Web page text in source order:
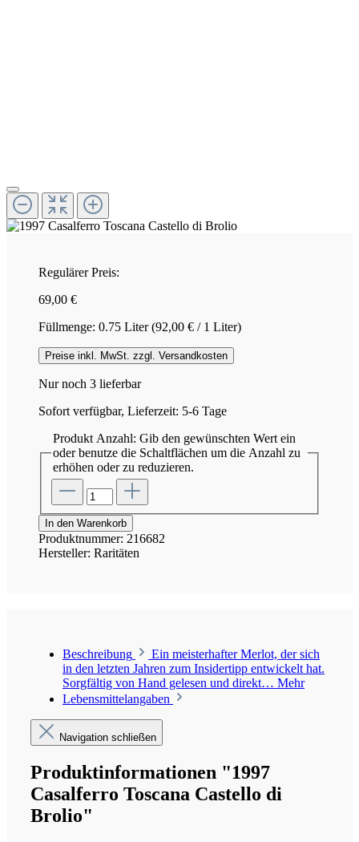
Regulärer Preis:
69,00 €
Füllmenge: 0.75 Liter(92,00 € / 1 Liter)
Preise inkl. MwSt. zzgl. Versandkosten
Nur noch 3 lieferbar
Sofort verfügbar, Lieferzeit: 5-6 Tage
Produkt Anzahl: Gib den gewünschten Wert ein
oder benutze die Schaltflächen um die Anzahl zu
erhöhen oder zu reduzieren.
In den Warenkorb
Produktnummer: 216682
Hersteller: Raritäten
Beschreibung
Ein meisterhafter Merlot, der sich
in den letzten Jahren zum Insidertipp entwickelt hat.
Sorgfältig von Hand gelesen und direkt… Mehr
Lebensmittelangaben
Navigation schließen
Produktinformationen "1997
Casalferro Toscana Castello di
Brolio"